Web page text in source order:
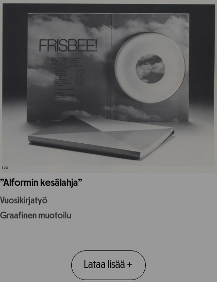
”Alformin kesälahja”
Vuosikirjatyö
Graafinen muotoilu
Lataa lisää+